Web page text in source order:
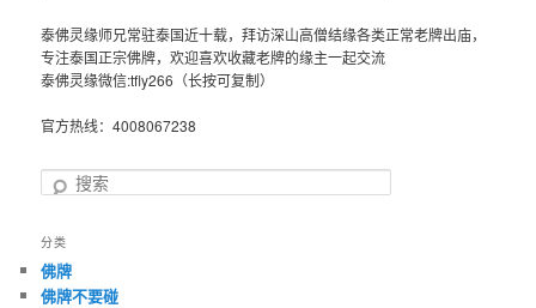
泰佛灵缘师兄常驻泰国近十载，拜访深山高僧结缘各类正常老牌出庙，
专注泰国正宗佛牌，欢迎喜欢收藏老牌的缘主一起交流
泰佛灵缘微信:tfly266（长按可复制）
官方热线：4008067238
搜
分类
佛牌
佛牌不要碰